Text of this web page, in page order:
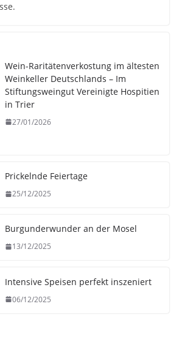
Wein-Raritätenverkostung im ältesten
Weinkeller Deutschlands – Im
Stiftungsweingut Vereinigte Hospitien
in Trier
27/01/2026
Prickelnde Feiertage
25/12/2025
Burgunderwunder an der Mosel
13/12/2025
Intensive Speisen perfekt inszeniert
06/12/2025